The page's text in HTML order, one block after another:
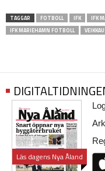
TAGGAR FOTBOLL IFK IFK
IFK MARIEHAMN FOTBOLL
Läs dagens Nya Åland